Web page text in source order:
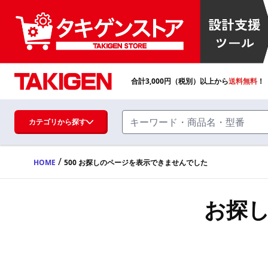
ハンドル・取手・つまみ・周辺機器
FA・A
合計3,000円（税別）以上から送料無料
カテゴリから探す
HOME / 500 お探しのページを表示できませんでした
お探